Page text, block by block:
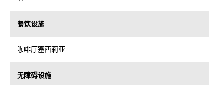
餐饮设施
咖啡厅塞西莉亚
无障碍设施